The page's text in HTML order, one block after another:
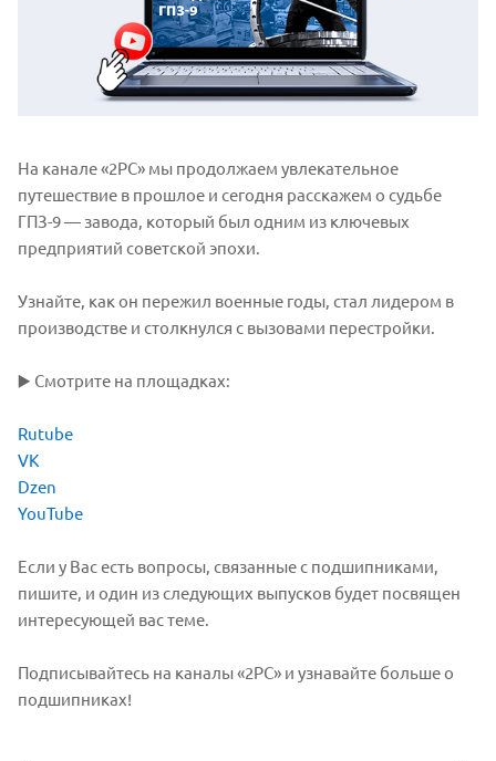
На канале «2РС» мы продолжаем увлекательное
путешествие в прошлое и сегодня расскажем о судьбе
ГПЗ-9 — завода, который был одним из ключевых
предприятий советской эпохи.
Узнайте, как он пережил военные годы, стал лидером в
производстве и столкнулся с вызовами перестройки.
▶️ Смотрите на площадках:
Rutube
VK
Dzen
YouTube
Если у Вас есть вопросы, связанные с подшипниками,
пишите, и один из следующих выпусков будет посвящен
интересующей вас теме.
Подписывайтесь на каналы «2РС» и узнавайте больше о
подшипниках!